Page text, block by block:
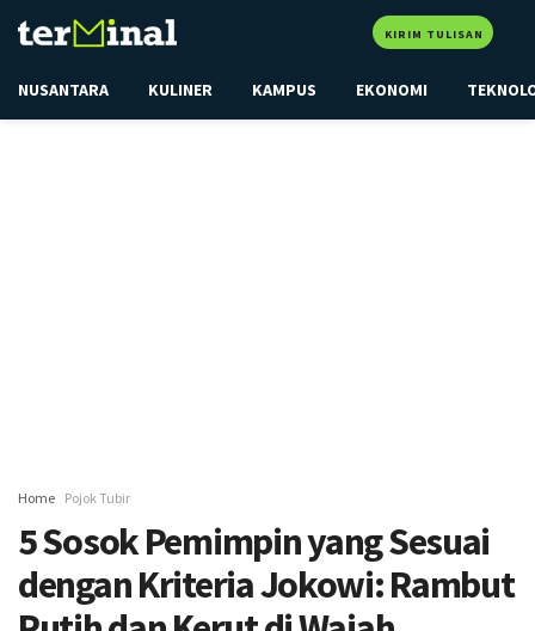
KIRIM TULISAN
NUSANTARA KULINER KAMPUS EKONOMI
Home Pojok Tubir
5 Sosok Pemimpin yang Sesuai
dengan Kriteria Jokowi: Rambut